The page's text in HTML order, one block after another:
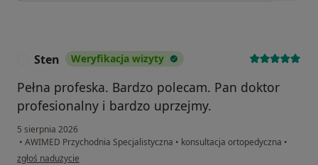
Sten Weryfikacja wizyty
Pełna profeska. Bardzo polecam. Pan doktor
profesionalny i bardzo uprzejmy.
5 sierpnia 2026
• AWIMED Przychodnia Specjalistyczna • konsultacja ortopedyczna •
w opinii użytkownika Sten
zgłoś nadużycie